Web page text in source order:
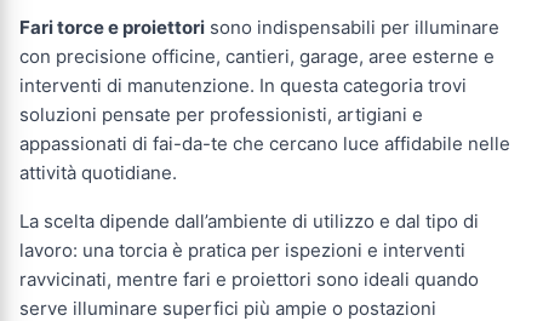
Fari torce e proiettori sono indispensabili per illuminare
con precisione officine, cantieri, garage, aree esterne e
interventi di manutenzione. In questa categoria trovi
soluzioni pensate per professionisti, artigiani e
appassionati di fai-da-te che cercano luce affidabile nelle
attività quotidiane.
La scelta dipende dall’ambiente di utilizzo e dal tipo di
lavoro: una torcia è pratica per ispezioni e interventi
ravvicinati, mentre fari e proiettori sono ideali quando
serve illuminare superfici più ampie o postazioni